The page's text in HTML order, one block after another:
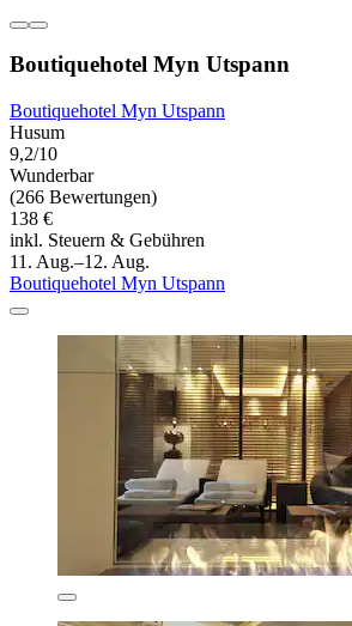
Boutiquehotel Myn Utspann
Boutiquehotel Myn Utspann
Husum
9,2/10
Wunderbar
(266 Bewertungen)
138 €
inkl. Steuern & Gebühren
11. Aug.–12. Aug.
Boutiquehotel Myn Utspann